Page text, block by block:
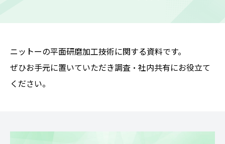
ニットーの平面研磨加工技術に関する資料です。
ぜひお手元に置いていただき調査・社内共有にお役立て
ください。